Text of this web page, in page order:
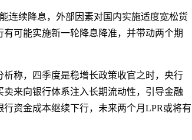
连续降息，外部因素对国内实施适度宽松货
可能实施新一轮降息降准，并带动两个期
称，四季度是稳增长政策收官之时，央行
来向银行体系注入长期流动性，引导金融
资金成本继续下行，未来两个月LPR或将有